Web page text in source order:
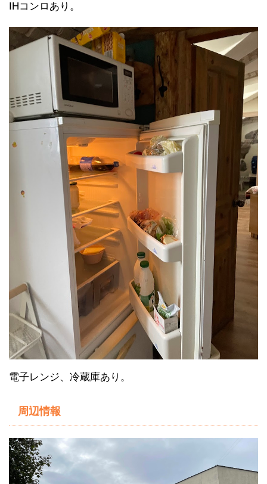
IHコンロあり。
電子レンジ、冷蔵庫あり。
周辺情報